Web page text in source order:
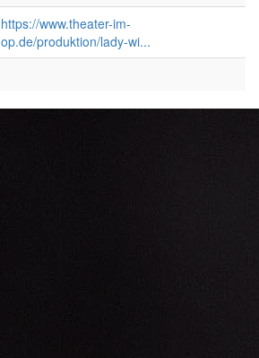
https://www.theater-im-
op.de/produktion/lady-wi...